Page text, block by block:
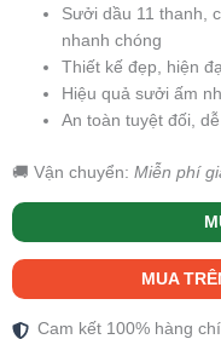
Sưởi dầu 11 thanh,
nhanh chóng
Thiết kế đẹp, hiện
Hiệu quả sưởi ấm
An toàn tuyệt đối,
🚚 Vận chuyển: Miễn phí
MUA
Cam kết 100% hàng